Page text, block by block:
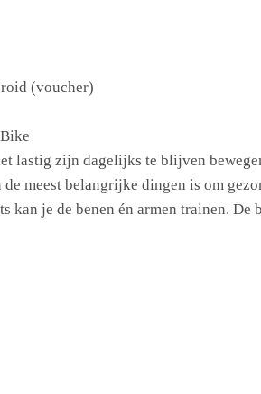
(voucher)
lastig zijn dagelijks te blijven
meest belangrijke dingen is om
kan je de benen én armen trainen.